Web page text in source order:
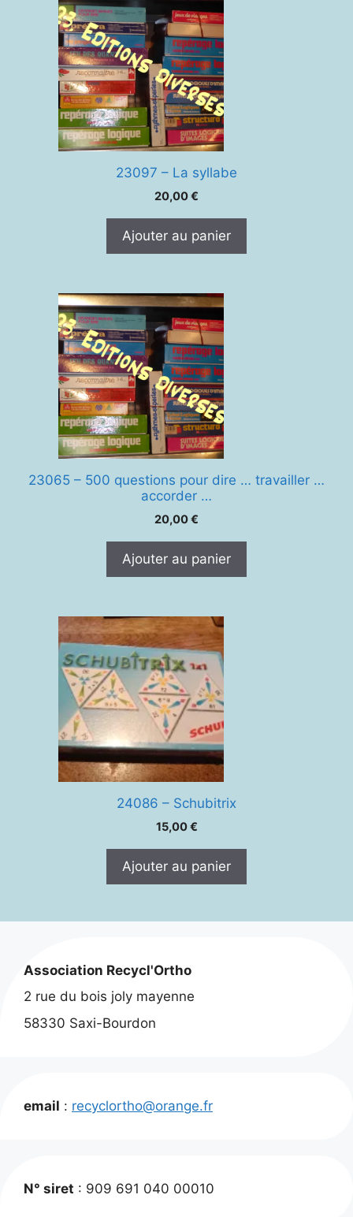
23097 – La syllabe
20,00€
Ajouter au panier
23065 – 500 questions pour dire … travailler …
accorder …
20,00€
Ajouter au panier
24086 – Schubitrix
15,00€
Ajouter au panier
Association Recycl'Ortho
2 rue du bois joly mayenne
58330 Saxi-Bourdon
email : recyclortho@orange.fr
N° siret : 909 691 040 00010